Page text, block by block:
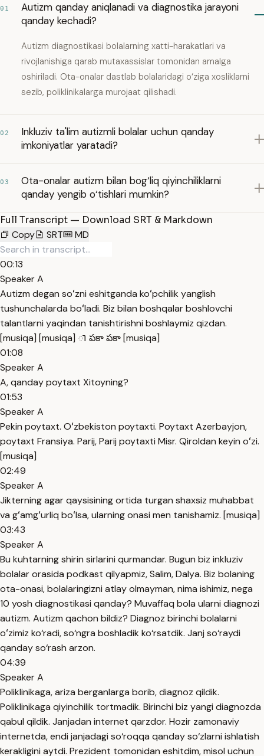
01
Autizm qanday aniqlanadi va diagnostika jarayoni
qanday kechadi?
Autizm diagnostikasi bolalarning xatti-harakatlari va
rivojlanishiga qarab mutaxassislar tomonidan amalga
oshiriladi. Ota-onalar dastlab bolalaridagi o‘ziga xosliklarni
sezib, poliklinikalarga murojaat qilishadi.
02
Inkluziv ta'lim autizmli bolalar uchun qanday
imkoniyatlar yaratadi?
03
Ota-onalar autizm bilan bog‘liq qiyinchiliklarni
qanday yengib o‘tishlari mumkin?
Full Transcript — Download SRT & Markdown
Copy
SRT MD
00:13
Speaker A
Autizm degan soʻzni eshitganda koʻpchilik yanglish
tushunchalarda boʻladi. Biz bilan boshqalar boshlovchi
talantlarni yaqindan tanishtirishni boshlaymiz qizdan.
[musiqa] [musiqa] ា పకా పకా [musiqa]
01:08
Speaker A
A, qanday poytaxt Xitoyning?
01:53
Speaker A
Pekin poytaxt. Oʻzbekiston poytaxti. Poytaxt Azerbayjon,
poytaxt Fransiya. Parij, Parij poytaxti Misr. Qiroldan keyin oʻzi.
[musiqa]
02:49
Speaker A
Jikterning agar qaysisining ortida turgan shaxsiz muhabbat
va gʻamgʻurliq boʻlsa, ularning onasi men tanishamiz. [musiqa]
03:43
Speaker A
Bu kuhtarning shirin sirlarini qurmandar. Bugun biz inkluziv
bolalar orasida podkast qilyapmiz, Salim, Dalya. Biz bolaning
ota-onasi, bolalaringizni atlay olmayman, nima ishimiz, nega
10 yosh diagnostikasi qanday? Muvaffaq bola ularni diagnozi
autizm. Autizm qachon bildiz? Diagnoz birinchi bolalarni
oʻzimiz ko‘radi, so‘ngra boshladik ko‘rsatdik. Janj so‘raydi
qanday so‘rash arzon.
04:39
Speaker A
Poliklinikaga, ariza berganlarga borib, diagnoz qildik.
Poliklinikaga qiyinchilik tortmadik. Birinchi biz yangi diagnozda
qabul qildik. Janjadan internet qarzdor. Hozir zamonaviy
internetda, endi janjadagi so‘roqqa qanday so‘zlarni ishlatish
kerakligini aytdi. Prezident tomonidan eshitdim, misol uchun